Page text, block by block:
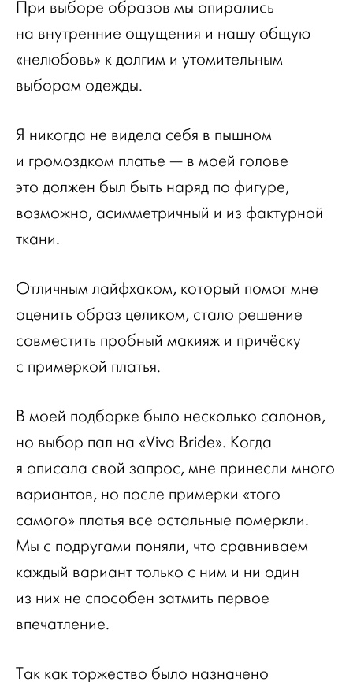
При выборе образов мы опирались
на внутренние ощущения и нашу общую
«нелюбовь» к долгим и утомительным
выборам одежды.
Я никогда не видела себя в пышном
и громоздком платье — в моей голове
это должен был быть наряд по фигуре,
возможно, асимметричный и из фактурной
ткани.
Отличным лайфхаком, который помог мне
оценить образ целиком, стало решение
совместить пробный макияж и причёску
с примеркой платья.
В моей подборке было несколько салонов,
но выбор пал на «Viva Bride». Когда
я описала свой запрос, мне принесли много
вариантов, но после примерки «того
самого» платья все остальные померкли.
Мы с подругами поняли, что сравниваем
каждый вариант только с ним и ни один
из них не способен затмить первое
впечатление.
Так как торжество было назначено